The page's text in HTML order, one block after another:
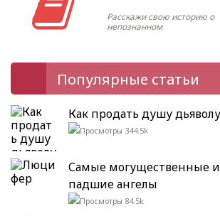
Расскажи свою историю о
непознанном
Популярные статьи
Как продать душу
344.5k
Самые могущественные
падшие ангелы
84.5k